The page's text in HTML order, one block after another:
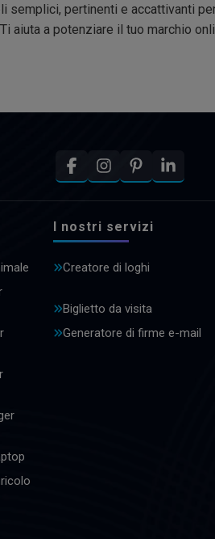
semplici, pertinenti e accattivanti
aiuta a potenziare il tuo marchio
I nostri servizi
Creatore di loghi
Biglietto da visita
Generatore di firme e-mail